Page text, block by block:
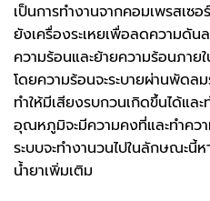
เป็นการทำงานจากคอมเพรสเซ
ยังเครื่องระเหยเพื่อลดความดัน
ความร้อนและย้ายความร้อนภา
โดยความร้อนจะระบายผ่านพัดล
ทำให้มีเสียงรบกวนเกิดขึ้นได้แล
อุณหภูมิจะมีความคงที่และทำควา
ระบบจะทำงานวนไปในลักษณะนี้
น้ำยาเพิ่มเติม